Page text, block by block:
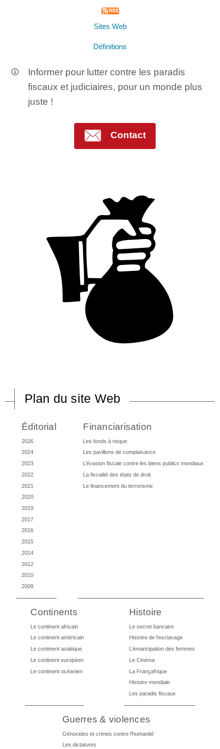
Sites Web
Définitions
Informer pour lutter contre les paradis
fiscaux et judiciaires, pour un monde plus
juste !
Contact
Plan du site Web
Éditorial
2026
2024
2023
2022
2021
2020
2019
2017
2016
2015
2014
2012
2010
2009
Financiarisation
Les fonds à risque
Les pavillons de complaisance
L’évasion fiscale contre les biens publics mondiaux
La fiscalité des états de droit
Le financement du terrorisme
Continents
Le continent africain
Le continent américain
Le continent asiatique
Le continent européen
Le continent océanien
Histoire
Le secret bancaire
Histoire de l’esclavage
L’émancipation des femmes
Le Cinéma
La Françafrique
Histoire mondiale
Les paradis fiscaux
Guerres & violences
Génocides et crimes contre l’humanité
Les dictatures